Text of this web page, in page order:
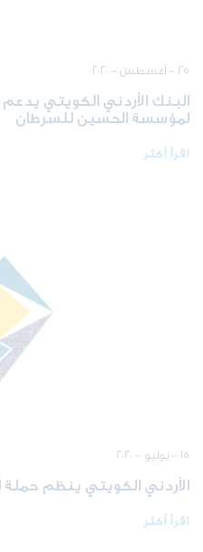
٢٥ - أغسطس - ٢٠٢٠
البنك الأردني الكويتي يدعم
لمؤسسة الحسين للسرطان
اقرأ أكثر
١٥ - يوليو - ٢٠٢٠
الأردني الكويتي ينظم حملة
اقرأ أكثر